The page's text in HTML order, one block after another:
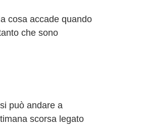
cosa accade quando
che sono
può andare a
scorsa legato